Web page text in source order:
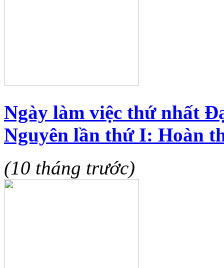
Ngày làm việc thứ nhất
Nguyên lần thứ I: Hoàn
(10 tháng trước)